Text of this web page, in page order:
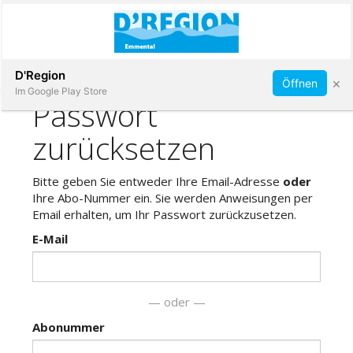
Immobilien
Veranstaltungen
Stellen
Abonnieren
D'Region
Im Google Play Store
Öffnen ×